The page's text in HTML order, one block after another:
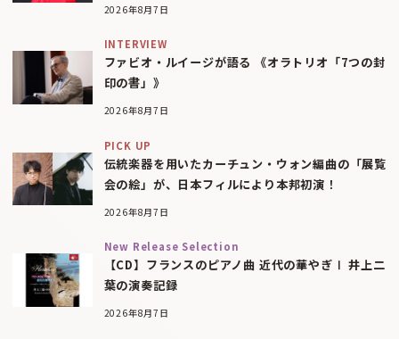
2026年8月7日
INTERVIEW
ファビオ・ルイージが語る 《オラトリオ「7つの封
印の書」》
2026年8月7日
PICK UP
伝統楽器を用いたカーチュン・ウォン編曲の「展覧
会の絵」が、日本フィルにより本邦初演！
2026年8月7日
New Release Selection
【CD】フランスのピアノ曲 近代の華やぎⅠ 井上二
葉の演奏記録
2026年8月7日